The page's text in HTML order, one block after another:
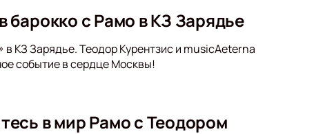
с Рамо в КЗ Зарядье
в КЗ Зарядье. Теодор Курентзис и musicAeterna
событие в сердце Москвы!
в мир Рамо с Теодором